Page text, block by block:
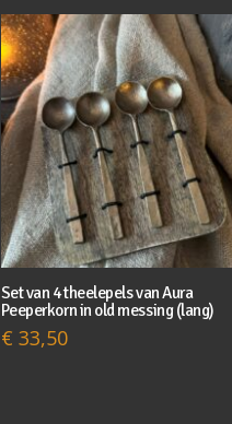
Set van 4 theelepels van Aura
Peeperkorn in old messing (lang)
€ 33,50